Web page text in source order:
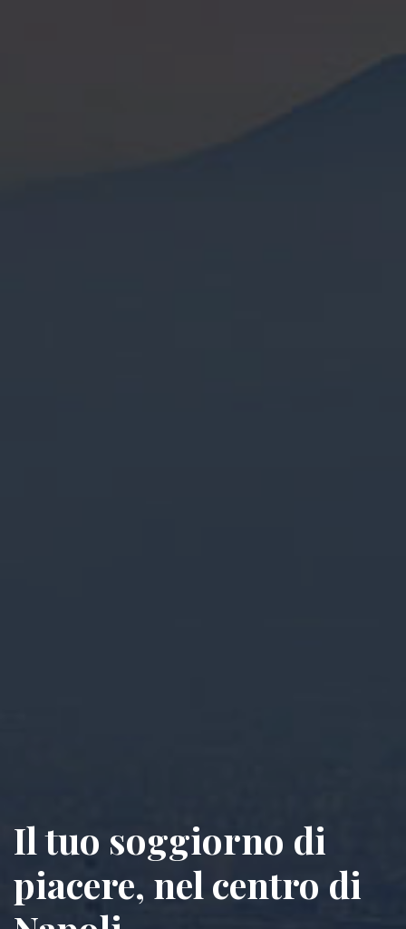
Il tuo soggiorno di
piacere, nel centro di